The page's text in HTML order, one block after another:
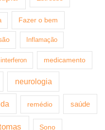
Fazer o bem
Inflamação
interferon medicamento
neurologia
remédio saúde
Sono